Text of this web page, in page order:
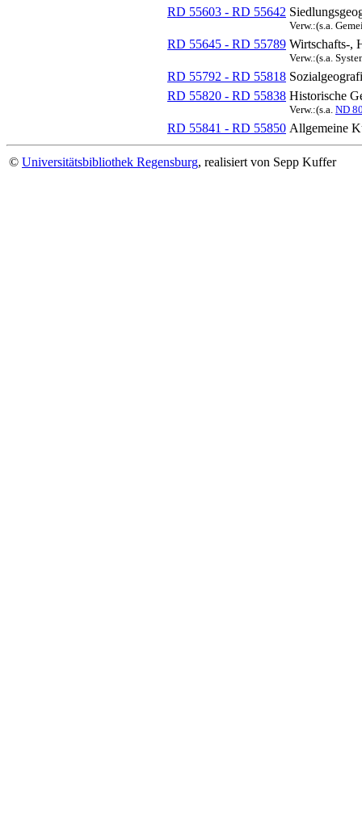
RD 55603 - RD 55642
Verw.:(s.a.
RD 55645 - RD 55789 Wirtschafts-,
Verw.:(s.a.
RD 55792 - RD 55818
RD 55820 - RD 55838 Historische
Verw.:(s.a. ND
RD 55841 - RD 55850 Allgemeine
© Universitätsbibliothek Regensburg, realisiert von Sepp Kuffer